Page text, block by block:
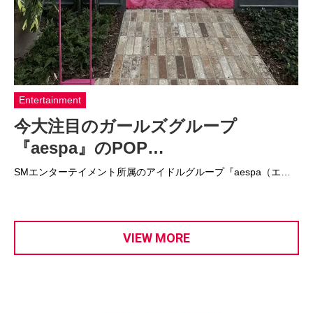
Entertainment
今大注目のガールズグループ
『aespa』のPOP…
SMエンターテイメント所属のアイドルグループ『aespa（エ…
VIEW MORE